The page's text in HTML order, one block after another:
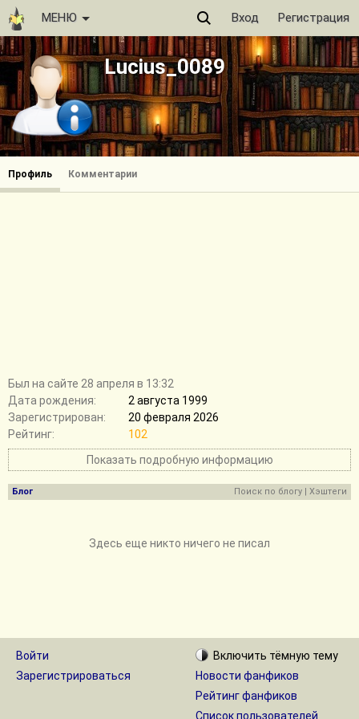
МЕНЮ Вход Регистрация
Lucius_0089
Профиль Комментарии
Был на сайте 28 апреля в 13:32
Дата рождения:
2 августа 1999
Зарегистрирован:
20 февраля 2026
Рейтинг:
102
Показать подробную информацию
Блог Поиск по блогу | Хэштеги
Здесь еще никто ничего не писал
Войти
Зарегистрироваться
Включить тёмную тему
Новости фанфиков
Рейтинг фанфиков
Список пользователей